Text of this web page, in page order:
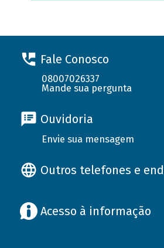
Fale Conosco
08007026337
Mande sua pergunta
Ouvidoria
Envie sua mensagem
Outros telefones e
Acesso à informação